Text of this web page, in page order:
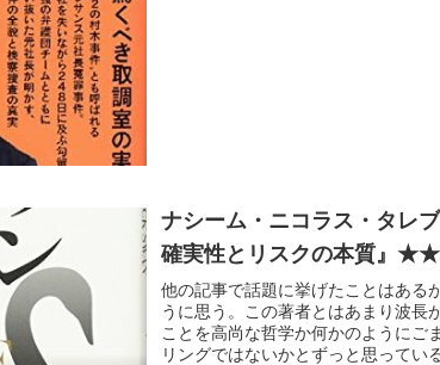
ナシーム・ニコラス・タレ
確実性とリスクの本質』
他の記事で話題に挙げたことはある
うに思う。この著者とはあまり波長
ことを高尚な哲学か何かのようにご
リングではないかとずっと思ってい